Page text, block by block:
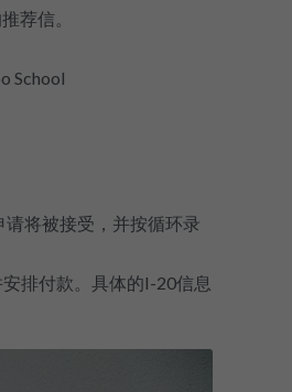
荐信。
School
将被接受，并按循环录
排付款。具体的I-20信息